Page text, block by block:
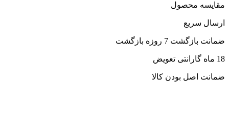
مقایسه محصول
ارسال سریع
ضمانت بازگشت 7 روزه بازگشت
18 ماه گارانتی تعویض
ضمانت اصل بودن کالا